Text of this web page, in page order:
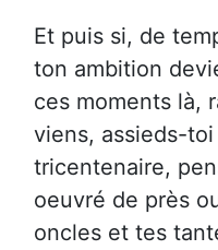
Et puis si, de
ton ambition
ces moments là,
viens, assieds-
tricentenaire,
oeuvré de près
oncles et tes